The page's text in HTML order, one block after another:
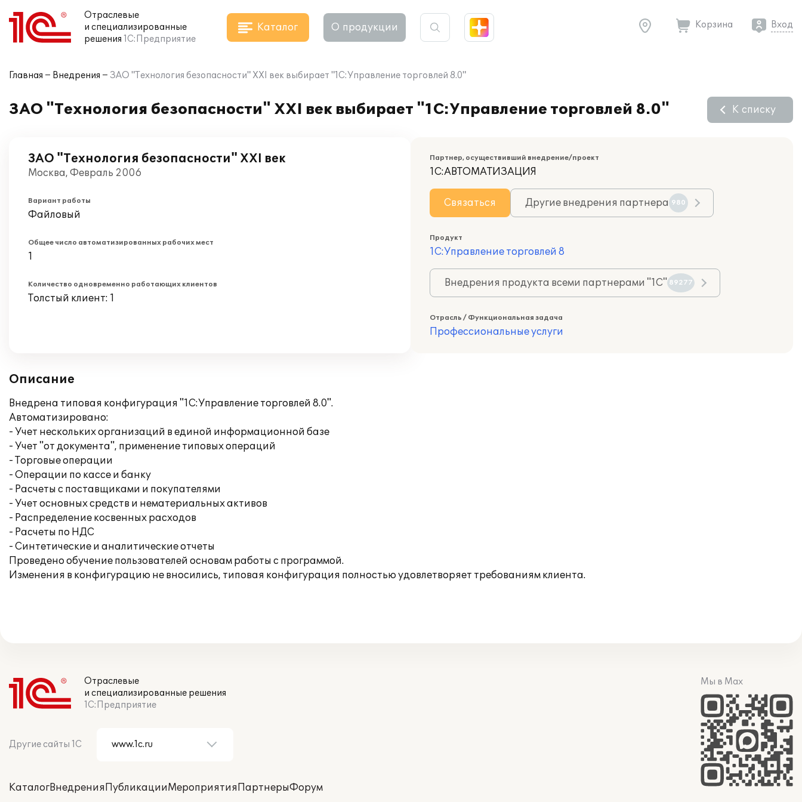
Отраслевые
и специализированные
решения 1С:Предприятие
Каталог О продукции Корзина Вход
Главная Внедрения ЗАО "Технология безопасности" ХХI век выбирает "1С:Управление торговлей 8.0"
ЗАО "Технология безопасности" ХХI век выбирает "1С:Управление торговлей 8.0" К списку
ЗАО "Технология безопасности" ХХI век
Москва, Февраль 2006
Вариант работы
Файловый
Общее число автоматизированных рабочих мест
1
Количество одновременно работающих клиентов
Толстый клиент: 1
Партнер, осуществивший внедрение/проект
1С:АВТОМАТИЗАЦИЯ
Связаться Другие внедрения партнера 980
Продукт
1С:Управление торговлей 8
Внедрения продукта всеми партнерами "1С" 89277
Отрасль / Функциональная задача
Профессиональные услуги
Описание
Внедрена типовая конфигурация "1С:Управление торговлей 8.0".
Автоматизировано:
- Учет нескольких организаций в единой информационной базе
- Учет "от документа", применение типовых операций
- Торговые операции
- Операции по кассе и банку
- Расчеты с поставщиками и покупателями
- Учет основных средств и нематериальных активов
- Распределение косвенных расходов
- Расчеты по НДС
- Синтетические и аналитические отчеты
Проведено обучение пользователей основам работы с программой.
Изменения в конфигурацию не вносились, типовая конфигурация полностью удовлетворяет требованиям клиента.
Отраслевые
и специализированные решения
1С:Предприятие
Другие сайты 1С
КаталогВнедренияПубликацииМероприятияПартнерыФорум
Мы в Max